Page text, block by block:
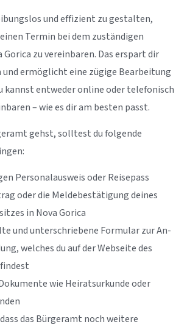
und effizient zu gestalten,
Termin bei dem zuständigen
zu vereinbaren. Das erspart dir
ermöglicht eine zügige Bearbeitung
kannst entweder online oder telefonisch
– wie es dir am besten passt.
gehst, solltest du folgende
Personalausweis oder Reisepass
oder die Meldebestätigung deines
in Nova Gorica
und unterschriebene Formular zur An-
welches du auf der Webseite des
wie Heiratsurkunde oder
das Bürgeramt noch weitere